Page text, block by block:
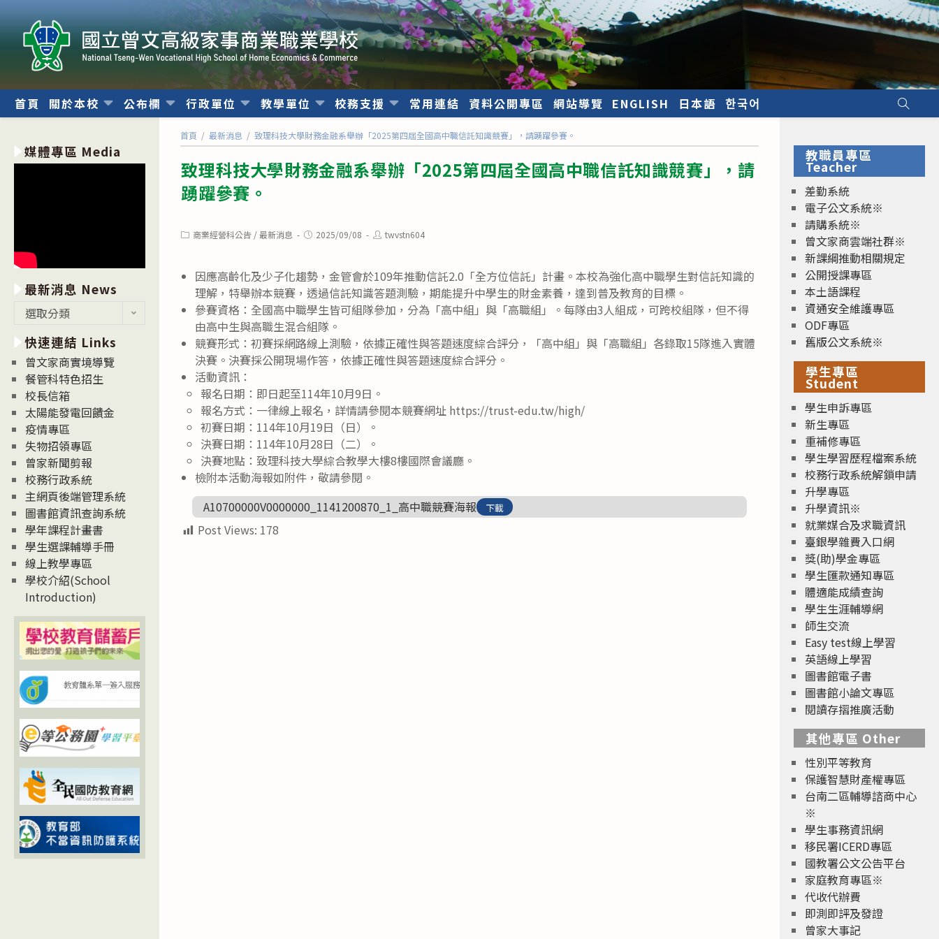
轉
內
首頁 關於本校 公布欄 行政單位 教學單位 校務支援 常用連結 資料公開專區 網站導覽 ENGLISH 日本語 한국어
首頁 / 最新消息 / 致理科技大學財務金融系舉辦「2025第四屆全國高中職信託知識競賽」，請踴躍參賽。
致理科技大學財務金融系舉辦「2025第四屆全國高中職信託知識競賽」，請
踴躍參賽。
Post商業經營科公告 / 最新消息
Post2025/09/08
Posttwvstn604
因應高齡化及少子化趨勢，金管會於109年推動信託2.0「全方位信託」計畫。本校為強化高中職學生對信託知識的
理解，特舉辦本競賽，透過信託知識答題測驗，期能提升中學生的財金素養，達到普及教育的目標。
參賽資格：全國高中職學生皆可組隊參加，分為「高中組」與「高職組」。每隊由3人組成，可跨校組隊，但不得
由高中生與高職生混合組隊。
競賽形式：初賽採網路線上測驗，依據正確性與答題速度綜合評分，「高中組」與「高職組」各錄取15隊進入實體
決賽。決賽採公開現場作答，依據正確性與答題速度綜合評分。
活動資訊：
報名日期：即日起至114年10月9日。
報名方式：一律線上報名，詳情請參閱本競賽網址 https://trust-edu.tw/high/
初賽日期：114年10月19日（日）。
決賽日期：114年10月28日（二）。
決賽地點：致理科技大學綜合教學大樓8樓國際會議廳。
檢附本活動海報如附件，敬請參閱。
A10700000V0000000_1141200870_1_高中職競賽海報
下載
Post Views: 178
媒體專區 Media
最新消息 News
消
息
News
選取分類
快速連結 Links
曾文家商實境導覽
餐管科特色招生
校長信箱
太陽能發電回饋金
疫情專區
失物招領專區
曾家新聞剪報
校務行政系統
主網頁後端管理系統
圖書館資訊查詢系統
學年課程計畫書
學生選課輔導手冊
線上教學專區
學校介紹(School
Introduction)
教職員專區
Teacher
差勤系統
電子公文系統※
請購系統※
曾文家商雲端社群※
新課綱推動相關規定
公開授課專區
本土語課程
資通安全維護專區
ODF專區
舊版公文系統※
學生專區
Student
學生申訴專區
新生專區
重補修專區
學生學習歷程檔案系統
校務行政系統解鎖申請
升學專區
升學資訊※
就業媒合及求職資訊
臺銀學雜費入口網
獎(助)學金專區
學生匯款通知專區
體適能成績查詢
學生生涯輔導網
師生交流
Easy test線上學習
英語線上學習
圖書館電子書
圖書館小論文專區
閱讀存摺推廣活動
其他專區 Other
性別平等教育
保護智慧財產權專區
台南二區輔導諮商中心
※
學生事務資訊網
移民署ICERD專區
國教署公文公告平台
家庭教育專區※
代收代辦費
即測即評及發證
曾家大事記